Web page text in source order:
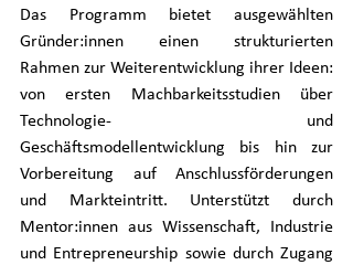
Das Programm bietet ausgewählten
Gründer:innen einen strukturierten
Rahmen zur Weiterentwicklung ihrer Ideen:
von ersten Machbarkeitsstudien über
Technologie- und
Geschäftsmodellentwicklung bis hin zur
Vorbereitung auf Anschlussförderungen
und Markteintritt. Unterstützt durch
Mentor:innen aus Wissenschaft, Industrie
und Entrepreneurship sowie durch Zugang